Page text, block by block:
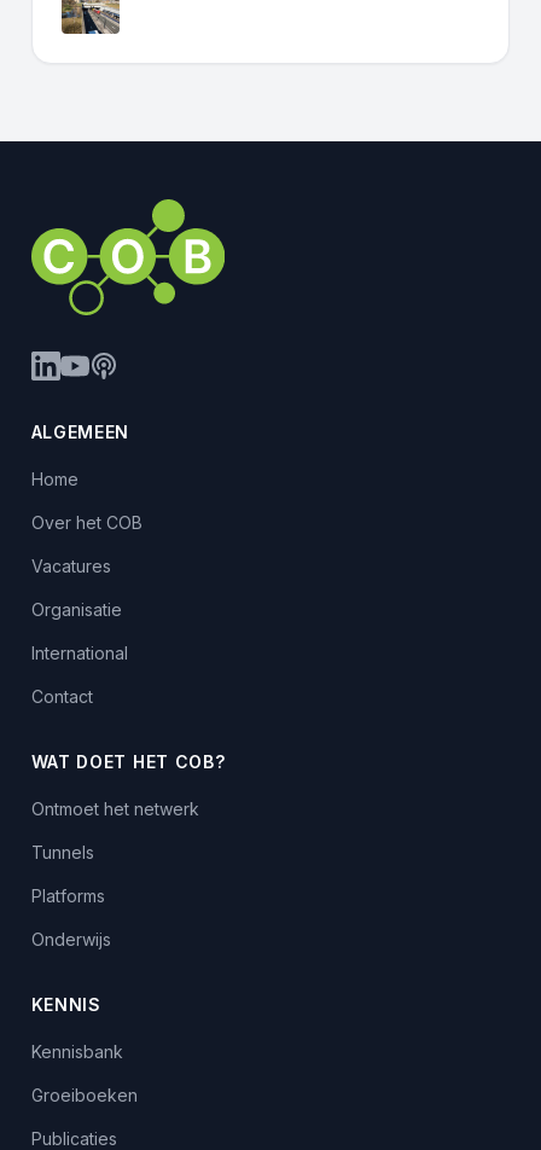
ALGEMEEN
Home
Over het COB
Vacatures
Organisatie
International
Contact
WAT DOET HET COB?
Ontmoet het netwerk
Tunnels
Platforms
Onderwijs
KENNIS
Kennisbank
Groeiboeken
Publicaties